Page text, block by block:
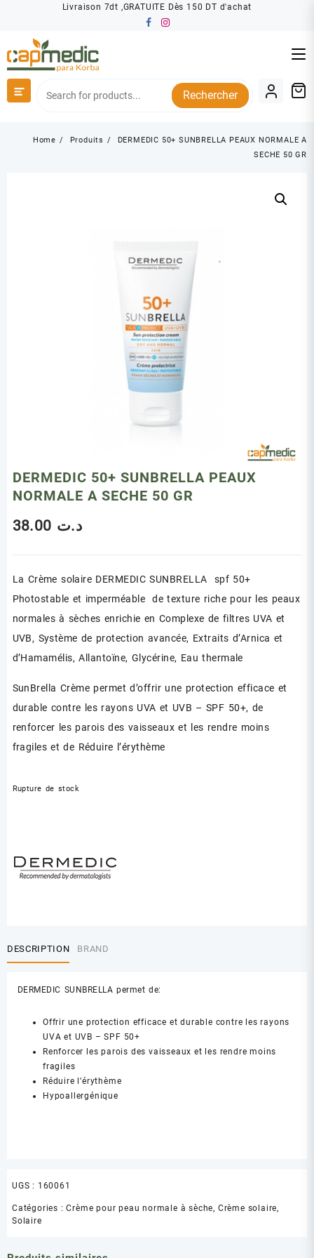
Livraison 7dt ,GRATUITE Dès 150 DT d'achat
Rechercher
Home Produits
DERMEDIC 50+ SUNBRELLA PEAUX NORMALE A
SECHE 50 GR
DERMEDIC 50+ SUNBRELLA PEAUX
NORMALE A SECHE 50 GR
د.ت
La Crème solaire DERMEDIC SUNBRELLA spf 50+
Photostable et imperméable de texture riche pour les peaux
normales à sèches enrichie en Complexe de filtres UVA et
UVB, Système de protection avancée, Extraits d’Arnica et
d’Hamamélis, Allantoïne, Glycérine, Eau thermale
SunBrella Crème permet d’offrir une protection efficace et
durable contre les rayons UVA et UVB – SPF 50+, de
renforcer les parois des vaisseaux et les rendre moins
fragiles et de Réduire l’érythème
Rupture de stock
DESCRIPTION BRAND
DERMEDIC SUNBRELLA permet de:
Offrir une protection efficace et durable contre les rayons
UVA et UVB – SPF 50+
Renforcer les parois des vaisseaux et les rendre moins
fragiles
Réduire l’érythème
Hypoallergénique
UGS : 160061
Catégories :Crème pour peau normale à sèche, Crème solaire,
Solaire